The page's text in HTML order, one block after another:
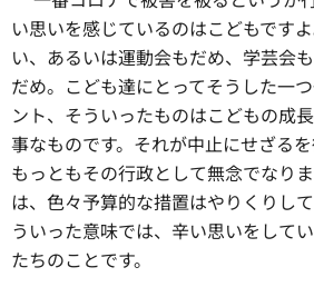
い思いを感じているのはこどもです
い、あるいは運動会もだめ、学芸会
だめ。こども達にとってそうした一
ント、そういったものはこどもの成
事なものです。それが中止にせざるを
もっともその行政として無念でなり
は、色々予算的な措置はやりくりし
ういった意味では、辛い思いをして
たちのことです。